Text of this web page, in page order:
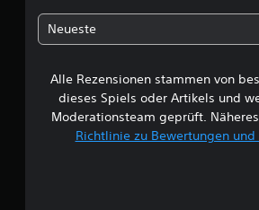
Neueste
Alle Rezensionen stammen von
dieses Spiels oder Artikels und
Moderationsteam geprüft.
Richtlinie zu Bewertungen und